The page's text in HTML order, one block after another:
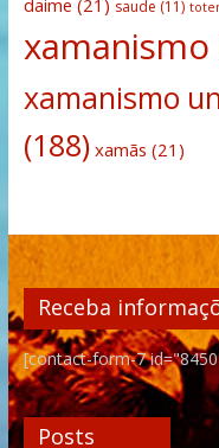
daime (21) saude (11)
xamanismo
xamanismo
(188) xamãs (21)
Receba
[contact-form-7
Posts